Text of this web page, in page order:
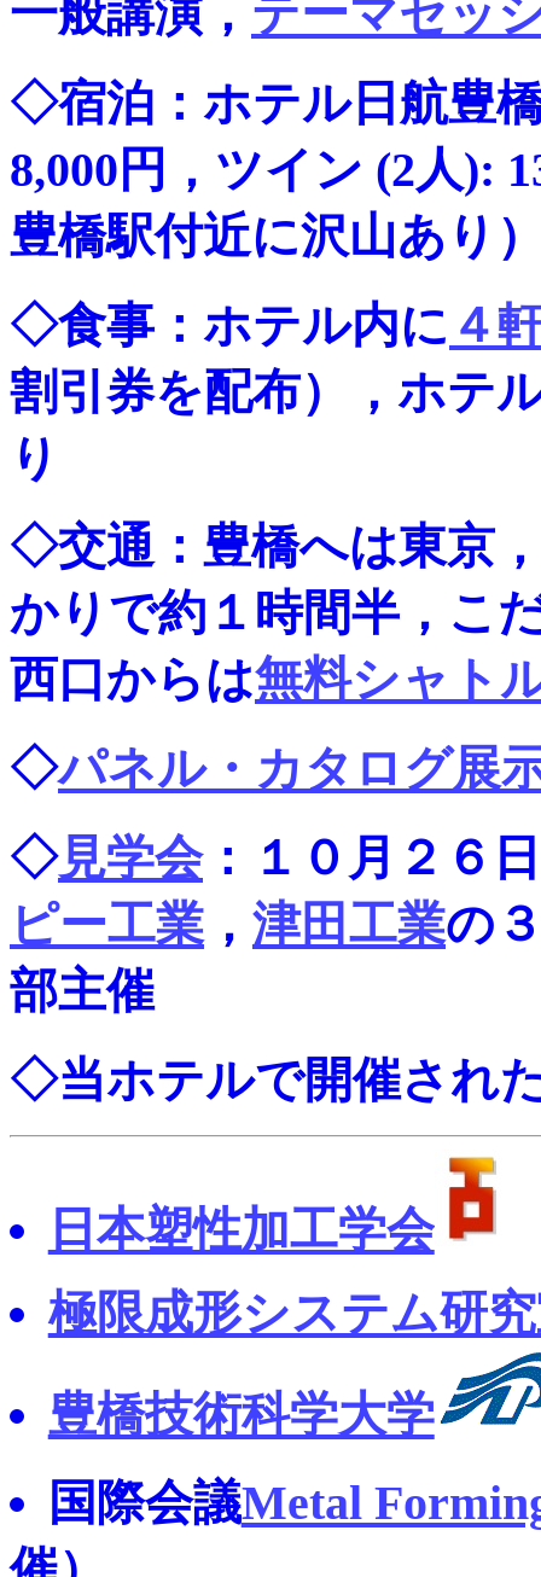
一般講演， テーマセッ
◇宿泊：ホテル日航豊
8,000円，ツイン (2人):
豊橋駅付近に沢山あり
◇食事：ホテル内に ４
割引券を配布），ホテ
り
◇交通：豊橋へは東京
かりで約１時間半，こ
西口からは無料シャト
◇パネル・カタログ展
◇見学会：１０月２６
ピー工業 ， 津田工業の
部主催
◇当ホテルで開催され
日本塑性加工学会
極限成形システム研
豊橋技術科学大学
国際会議Metal